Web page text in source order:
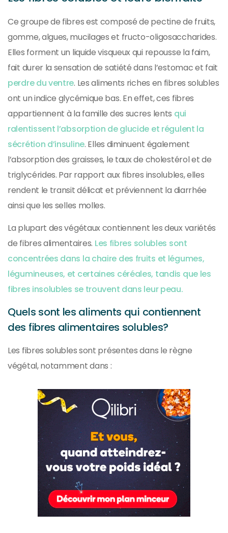
Ce groupe de fibres est composé de pectine de fruits,
gomme, algues, mucilages et fructo-oligosaccharides.
Elles forment un liquide visqueux qui repousse la faim,
fait durer la sensation de satiété dans l’estomac et fait
perdre du ventre. Les aliments riches en fibres solubles
ont un indice glycémique bas. En effet, ces fibres
appartiennent à la famille des sucres lents qui
ralentissent l’absorption de glucide et régulent la
sécrétion d’insuline. Elles diminuent également
l’absorption des graisses, le taux de cholestérol et de
triglycérides. Par rapport aux fibres insolubles, elles
rendent le transit délicat et préviennent la diarrhée
ainsi que les selles molles.
La plupart des végétaux contiennent les deux variétés
de fibres alimentaires. Les fibres solubles sont
concentrées dans la chaire des fruits et légumes,
légumineuses, et certaines céréales, tandis que les
fibres insolubles se trouvent dans leur peau.
Quels sont les aliments qui contiennent
des fibres alimentaires solubles?
Les fibres solubles sont présentes dans le règne
végétal, notamment dans :